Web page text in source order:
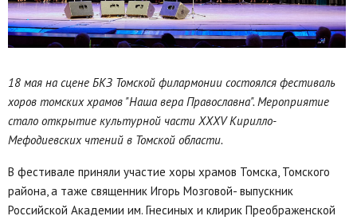
18 мая на сцене БКЗ Томской филармонии состоялся фестиваль
хоров томских храмов "Наша вера Православна". Мероприятие
стало открытие культурной части XXXV Кирилло-
Мефодиевских чтений в Томской области.
В фестивале приняли участие хоры храмов Томска, Томского
района, а таже священник Игорь Мозговой- выпускник
Российской Академии им. Гнесиных и клирик Преображенской